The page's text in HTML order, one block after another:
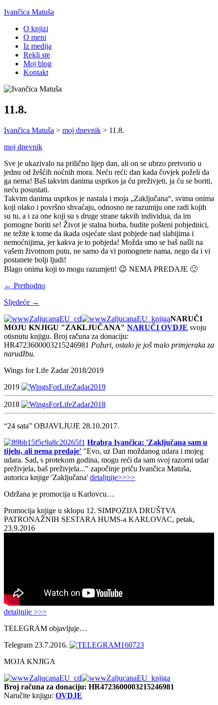
Ivančica Matuša
O knjizi
O meni
Iz medija
Rekli ste
Moj blog
Kontakt
11.8.
Ivančica Matuša > moj dnevnik > 11.8.
moj dnevnik
Sve je ukazivalo na prilično lijep dan, ali on se ubrzo pretvorio u
jednu od žešćih noćnih mora. Neću reći: dan kada čovjek poželi da
ga nema! Baš takvim danima usprkos ja ću preživjeti, ja ću se boriti,
neću posustati.
Takvim danima usprkos je nastala i moja „Zaključana“, svima onima
koji olako i površno shvaćaju, odnosno ne razumiju one radi kojih
su tu, a i za one koji su s druge strane takvih individua, da im
pomogne boriti se! Život je stalna borba, budite pošteni pobjednici,
ne težite k tome da ikada osjećate slast pobjede nad slabijima i
nemoćnijima, jer kakva je to pobjeda! Možda smo se baš našli na
vašem životnom putu, ne samo da vi pomognete nama, nego da i vi
postanete bolji ljudi!
Blago onima koji to mogu razumjeti! 😉 NEMA PREDAJE 🙂
← Prethodno
Sljedeće →
NARUČI
MOJU KNJIGU "ZAKLJUČANA" NARUČI OVDJE svoju
otisnutu knjigu. Broj računa za donaciju:
HR4723600003215246981 Požuri, ostalo je još malo primjeraka za
narudžbu.
Wings for Life Zadar 2018/2019
2019
2018
“24 sata” OBJAVLJUJE 28.10.2017.
Hrabra Ivančica: 'Zaključana sam u
tijelu, ali nema predaje' "Evo, uz Dan moždanog udara i mojeg
udara. Sad, s protekom godina, mogu reći da sam svoj razorni udar
preživjela, baš preživjela..." započinje priču Ivančica Matuša,
autorica knjige 'Zaključana' detaljnije>>>>
Održana je promocija u Karlovcu…
Promocija knjige u sklopu 12. SIMPOZIJA DRUŠTVA
PATRONAŽNIH SESTARA HUMS-a KARLOVAC, petak,
23.9.2016
detaljnije >>>
TELEGRAM objavljuje…
Telegram 23.7.2016.
MOJA KNJIGA
Broj računa za donaciju: HR4723600003215246981
Naručite knjigu: OVDJE